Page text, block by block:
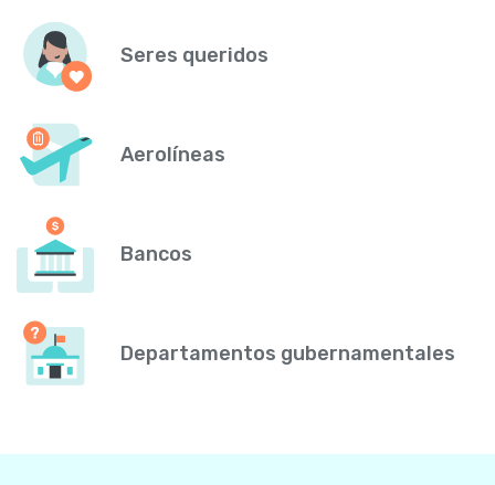
Seres queridos
Aerolíneas
Bancos
Departamentos gubernamentales